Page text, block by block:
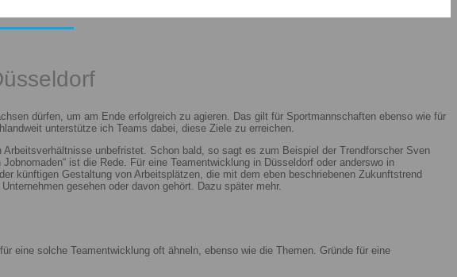
dürfen, um am Ende erfolgreich zu agieren. Das gilt für Sportmannschaften ebenso wie für
unterstütze ich Teams dabei, diese Ziele zu erreichen.
unbefristet. Schon bald, so sagt es zum Beispiel der Trendforscher Sven
ist die Rede. Für eine Teamentwicklung in Düsseldorf oder anderswo in
künftigen Gestaltung von Arbeitsplätzen, die mit dem eben beschriebenen Zukunftstrend
gesehen oder davon gehört. Dazu später mehr.
eine solche Teamentwicklung oft ähneln, ebenso wie die Themen. Gründe für eine